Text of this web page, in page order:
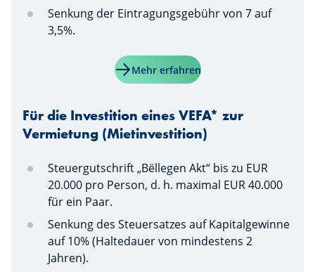
Senkung der Eintragungsgebühr von 7 auf
3,5%.
Mehr erfahren
Für die Investition eines VEFA* zur
Vermietung (Mietinvestition)
Steuergutschrift „Bëllegen Akt“ bis zu EUR
20.000 pro Person, d. h. maximal EUR 40.000
für ein Paar.
Senkung des Steuersatzes auf Kapitalgewinne
auf 10% (Haltedauer von mindestens 2
Jahren).